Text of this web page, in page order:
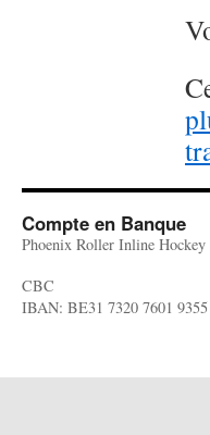
Compte en Banque
Phoenix Roller Inline
CBC
IBAN: BE31 7320 7601 9355